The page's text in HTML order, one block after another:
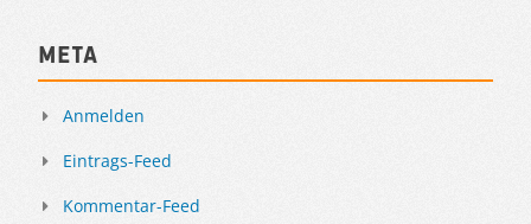
Meta
Anmelden
Eintrags-Feed
Kommentar-Feed